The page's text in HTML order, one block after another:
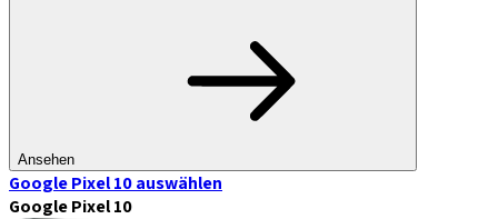
Ansehen
Google Pixel 10auswählen
Google Pixel 10